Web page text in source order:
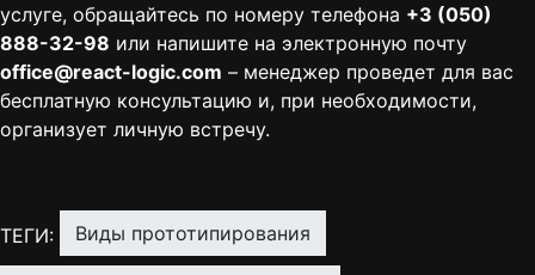
услуге, обращайтесь по номеру телефона +3 (050)
888-32-98 или напишите на электронную почту
office@react-logic.com – менеджер проведет для вас
бесплатную консультацию и, при необходимости,
организует личную встречу.
ТЕГИ: виды прототипирования